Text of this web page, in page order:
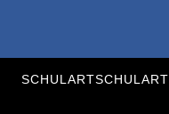
SCHULARTSCHULART